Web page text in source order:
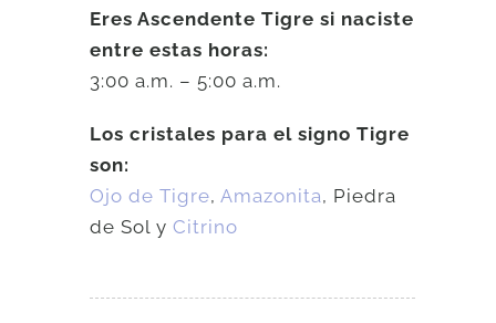
Eres Ascendente Tigre si naciste
entre estas horas:
3:00 a.m. – 5:00 a.m.
Los cristales para el signo Tigre
son:
Ojo de Tigre, Amazonita, Piedra
de Sol yCitrino